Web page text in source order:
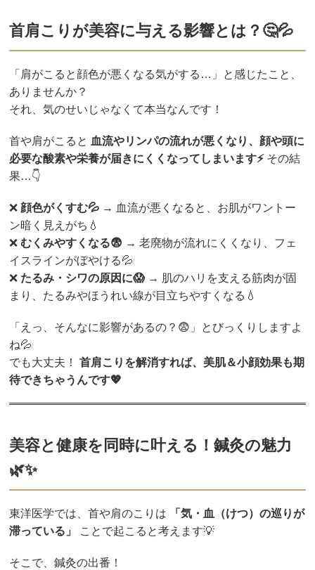
首肩こりが美容に与える影響とは？🤔💦
「肩がこると顔色が悪くなる気がする…」と感じたこと、
ありませんか？
それ、気のせいじゃなくて本当なんです！
首や肩がこると 血流やリンパの流れが悪くなり、顔や頭に
必要な酸素や栄養が届きにくくなってしまいます⚡その結
果…👇
❌ 顔色がくすむ💦 → 血流が悪くなると、お肌がワントー
ン暗く見えがち💧
❌むくみやすくなる😨 → 老廃物が流れにくくなり、フェ
イスラインがぼやける💦
❌ たるみ・シワの原因に😱 → 肌のハリを支える筋肉が固
まり、たるみやほうれい線が目立ちやすくなる💧
「えっ、そんなに影響があるの？😨」とびっくりしますよ
ね💦
でも大丈夫！首肩こりを解消すれば、美肌＆小顔効果も期
待できちゃうんです💖
美容と健康を同時に叶える！鍼灸の魅力
🌿✨
東洋医学では、首や肩のこりは
「気・血（けつ）の巡りが
滞っている」
ことで起こると考えます💡
そこで、鍼灸の出番！